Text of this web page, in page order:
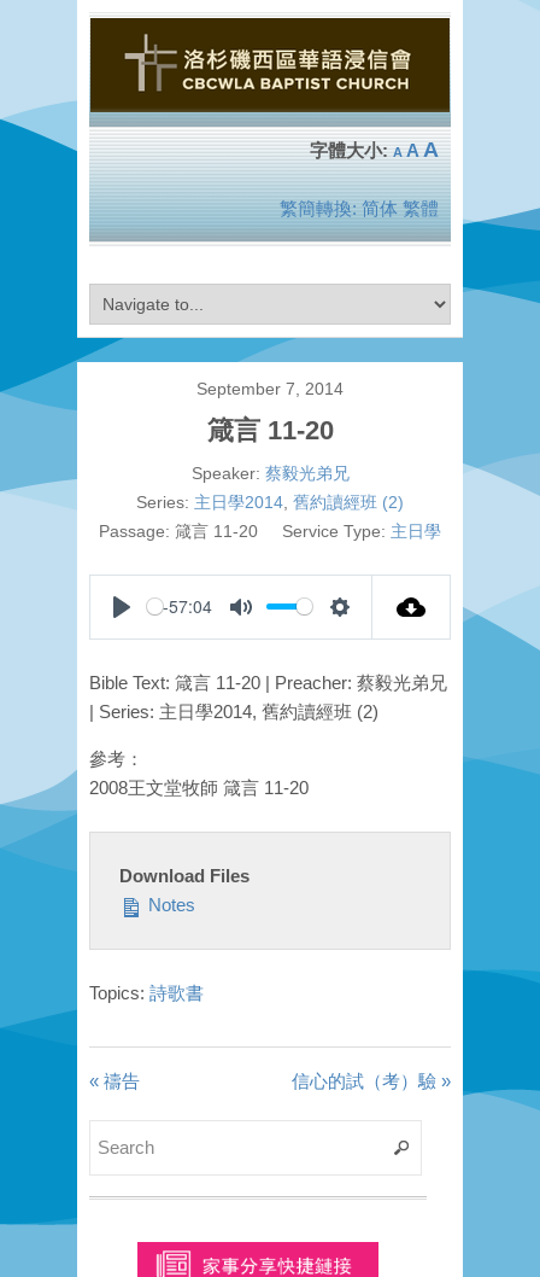
A A A
繁簡轉換: 简体 繁體
September 7, 2014
箴言 11-20
Speaker: 蔡毅光弟兄
Series: 主日學2014 舊約讀經班 (2)
Passage: 箴言 11-20 Service Type: 主日學
Play
-57:04
Mute Settings
Bible Text: 箴言 11-20 | Preacher: 蔡毅光弟兄
| Series: 主日學2014, 舊約讀經班 (2)
參考：
2008王文堂牧師 箴言 11-20
Download Files
Notes
Topics: 詩歌書
« 禱告 信心的試（考）驗 »